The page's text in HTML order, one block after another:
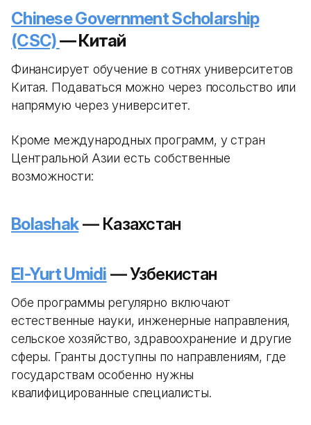
Chinese Government Scholarship
(CSC)— Китай
Финансирует обучение в сотнях университетов
Китая. Подаваться можно через посольство или
напрямую через университет.
Кроме международных программ, у стран
Центральной Азии есть собственные
возможности:
Bolashak— Казахстан
El-Yurt Umidi — Узбекистан
Обе программы регулярно включают
естественные науки, инженерные направления,
сельское хозяйство, здравоохранение и другие
сферы. Гранты доступны по направлениям, где
государствам особенно нужны
квалифицированные специалисты.